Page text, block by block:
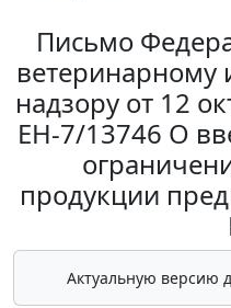
Письмо
ветеринарному
надзору от 12
ЕН-7/13746 О
продукции
Актуальную версию